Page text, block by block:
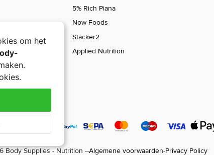
5150 Legendary
5% Rich Piana
Now Foods
Stacker2
Applied Nutrition
Body Supplies - Nutrition --Algemene voorwaarden-Privacy Policy
om het